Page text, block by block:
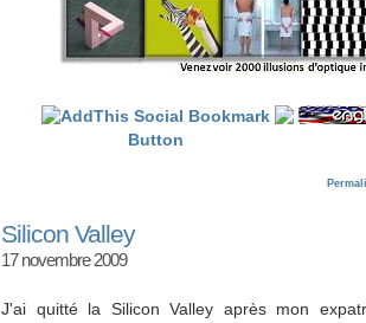
Silicon Valley
17 novembre 2009
J'ai quitté la Silicon Valley après mon